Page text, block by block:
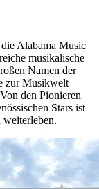
Alabama Music
musikalische
Namen der
zur Musikwelt
den Pionieren
Stars ist